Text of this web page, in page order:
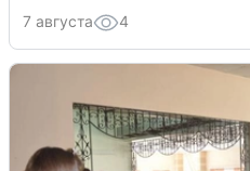
7 августа 4